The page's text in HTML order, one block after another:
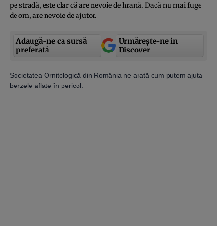
pe stradă, este clar că are nevoie de hrană. Dacă nu mai fuge
de om, are nevoie de ajutor.
Adaugă-ne ca sursă
preferată
Urmărește-ne in
Discover
Societatea Ornitologică din România ne arată cum putem ajuta
berzele aflate în pericol.